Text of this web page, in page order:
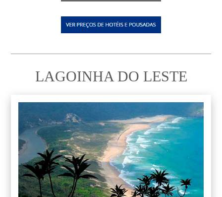
LAGOINHA DO LESTE